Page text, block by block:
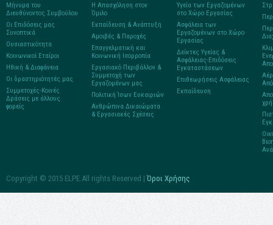
Μήνυμα του
Διευθύνοντος Συμβούλου
Οι Επιδόσεις μας
Συνοπτικά
Ουσιαστικότητα
Κοινωνικοί Εταίροι
Ηθική & Διαφάνεια
Οι δραστηριότητές μας
Συμμετοχές-Κοινές
Δράσεις με άλλους
φορείς
Η Απασχόληση στον
Όμιλο
Εκπαίδευση & Ανάπτυξη
Αμοιβές & Παροχές
Επαγγελματική και
Κοινωνική Ισορροπία
Εργασιακό Περιβάλλον &
Συμμετοχή των
Εργαζομένων μας
Πολιτική Ίσων Ευκαιριών
Ανθρώπινα Δικαιώματα
& Εργασιακές Σχέσεις
Υγεία των Εργαζομένων
στο Xώρο Eργασίας
Ασφάλεια των
Εργαζομένων στο Χώρο
Εργασίας
Δείκτες Υγείας &
Ασφάλειας-Επιδόσεις
Εγκαταστάσεων
Επιθεωρήσεις Aσφάλειας
Εκπαίδευση
Copyright © 2015 ELPE.All rights Reserved | Όροι Χρήσης